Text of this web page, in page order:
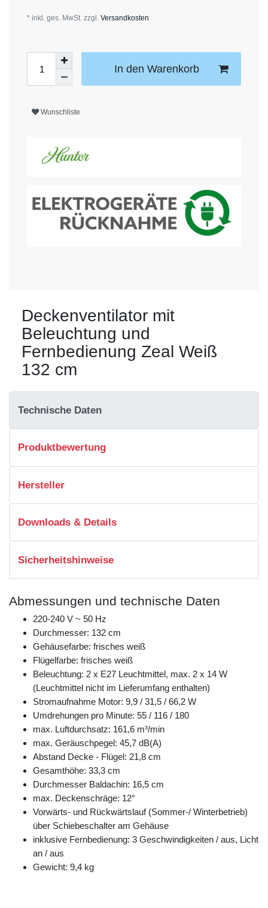
* inkl. ges. MwSt. zzgl. Versandkosten
In den Warenkorb
Wunschliste
Deckenventilator mit
Beleuchtung und
Fernbedienung Zeal Weiß
132 cm
Technische Daten
Produktbewertung
Hersteller
Downloads & Details
Sicherheitshinweise
Abmessungen und technische Daten
220-240 V ~ 50 Hz
Durchmesser: 132 cm
Gehäusefarbe: frisches weiß
Flügelfarbe: frisches weiß
Beleuchtung: 2 x E27 Leuchtmittel, max. 2 x 14 W
(Leuchtmittel nicht im Lieferumfang enthalten)
Stromaufnahme Motor: 9,9 / 31,5 / 66,2 W
Umdrehungen pro Minute: 55 / 116 / 180
max. Luftdurchsatz: 161,6 m³/min
max. Geräuschpegel: 45,7 dB(A)
Abstand Decke - Flügel: 21,8 cm
Gesamthöhe: 33,3 cm
Durchmesser Baldachin: 16,5 cm
max. Deckenschräge: 12°
Vorwärts- und Rückwärtslauf (Sommer-/ Winterbetrieb)
über Schiebeschalter am Gehäuse
inklusive Fernbedienung: 3 Geschwindigkeiten / aus, Licht
an / aus
Gewicht: 9,4 kg